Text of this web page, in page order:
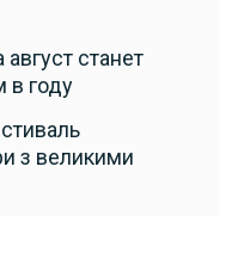
станет
году
з великими